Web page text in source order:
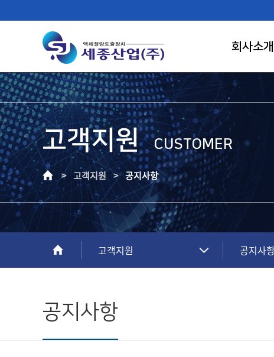
회사소개
FIRST RANK OF LIQUID CONTROL
SAEJONG IND.
고객이 신뢰하는 기업, 고객만족의 가치를
창조하는 건실한 기업으로 성장하겠습니다.
고객지원 CUSTOMER
> 고객지원 >공지사항
고객지원 공지사항
공지사항